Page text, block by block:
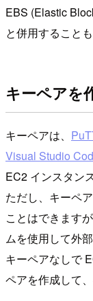
EBS (Elastic
と併用することも
キーペアを
キーペアは、
Visual Studio
EC2 インスタン
ただし、キーペ
ことはできます
ムを使用して外
キーペアなしで
ペアを作成して